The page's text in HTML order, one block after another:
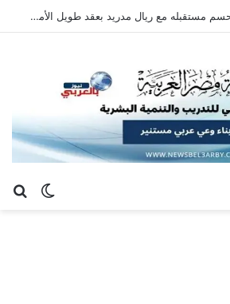
فينيسيوس جونيور يحسم مستقبله مع ريال مدريد بعقد طويل الأمد حتى 2032
الوضع